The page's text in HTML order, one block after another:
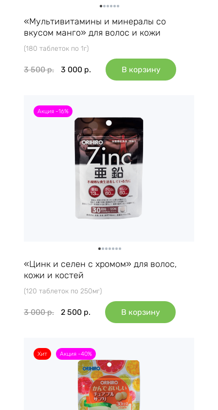
«Мультивитамины и минералы со
вкусом манго» для волос и кожи
(180 таблеток по 1г)
3 500р. 3 000 р. В корзину
Акция -16%
«Цинк и селен с хромом» для волос,
кожи и костей
(120 таблеток по 250мг)
3 000р. 2 500 р. В корзину
Хит Акция -40%